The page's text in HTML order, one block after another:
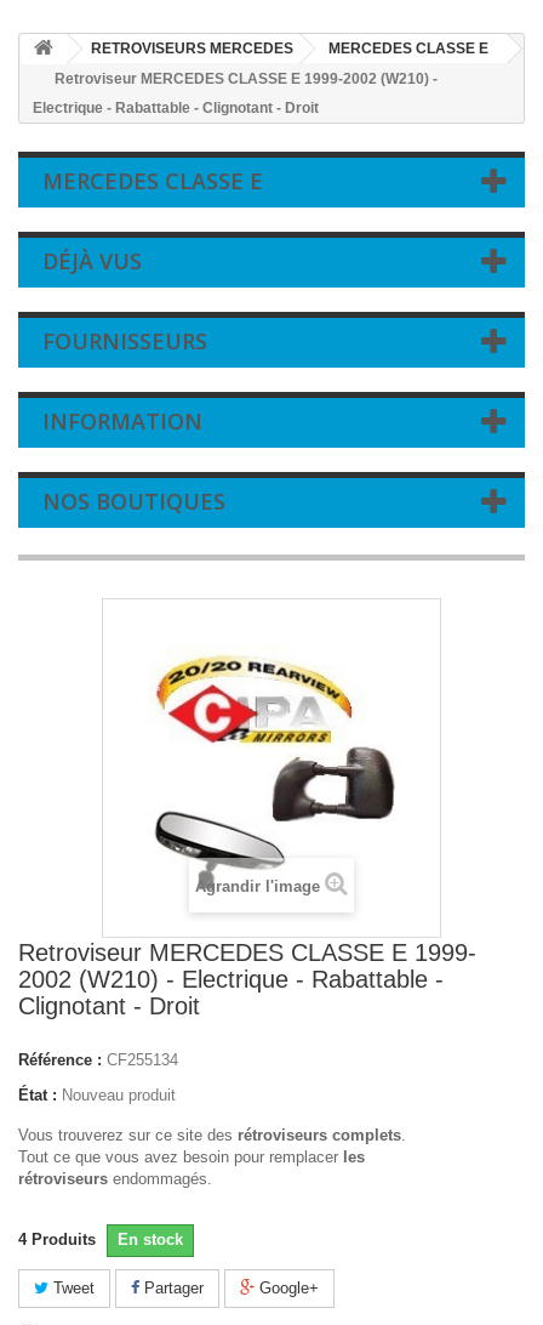
RETROVISEURS MERCEDES
MERCEDES CLASSE E
Retroviseur MERCEDES CLASSE E 1999-2002 (W210) -
Electrique - Rabattable - Clignotant - Droit
MERCEDES CLASSE E
DÉJÀ VUS
FOURNISSEURS
INFORMATION
NOS BOUTIQUES
Agrandir l'image
Retroviseur MERCEDES CLASSE E 1999-
2002 (W210) - Electrique - Rabattable -
Clignotant - Droit
Référence : CF255134
État : Nouveau produit
Vous trouverez sur ce site des rétroviseurs complets.
Tout ce que vous avez besoin pour remplacer les
rétroviseurs endommagés.
4 Produits En stock
Tweet Partager Google+